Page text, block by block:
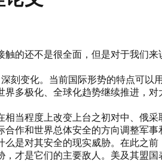
的还不是很全面，但是对于我们
深刻变化。当前国际形势的特点可
多极化、全球化趋势继续推进，
当程度上改变上台之初对中、俄
作和世界总体安全的方向调整军
是对其安全的现实威胁。在此之
才是它们的主要敌人。美及其盟